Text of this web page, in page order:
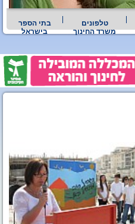
טלפונים
משרד החינוך
בתי הספר
בישראל